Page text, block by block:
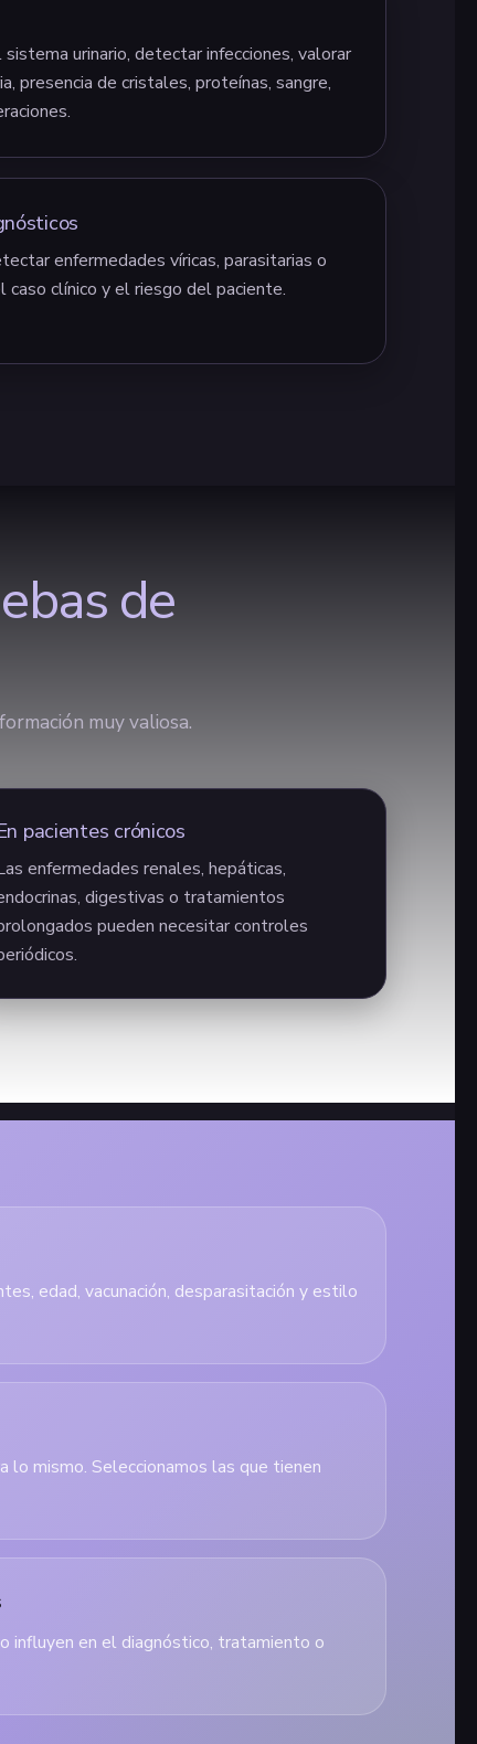
urinario, detectar infecciones, valorar
presencia de cristales, proteínas, sangre,
enfermedades víricas, parasitarias o
caso clínico y el riesgo del paciente.
de
muy valiosa.
pacientes crónicos
enfermedades renales, hepáticas,
digestivas o tratamientos
pueden necesitar controles
edad, vacunación, desparasitación y estilo
lo mismo. Seleccionamos las que tienen
influyen en el diagnóstico, tratamiento o